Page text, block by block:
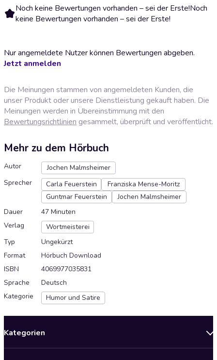
Noch keine Bewertungen vorhanden – sei der Erste!Noch
keine Bewertungen vorhanden – sei der Erste!
Nur angemeldete Nutzer können Bewertungen abgeben.
Jetzt anmelden
Die Meinungen stammen von angemeldeten Kunden, die
unser Produkt oder unsere Dienstleistung gekauft haben. Die
Meinungen werden in Übereinstimmung mit den
Bewertungsrichtlinien gesammelt, überprüft und veröffentlicht.
Mehr zu dem Hörbuch
Autor
Jochen Malmsheimer
Sprecher
Carla Feuerstein
Franziska Mense-Moritz
Guntmar Feuerstein
Jochen Malmsheimer
Dauer
47 Minuten
Verlag
Wortmeisterei
Typ
Ungekürzt
Format
Hörbuch Download
ISBN
4069977035831
Sprache
Deutsch
Kategorie
Humor und Satire
Kategorien